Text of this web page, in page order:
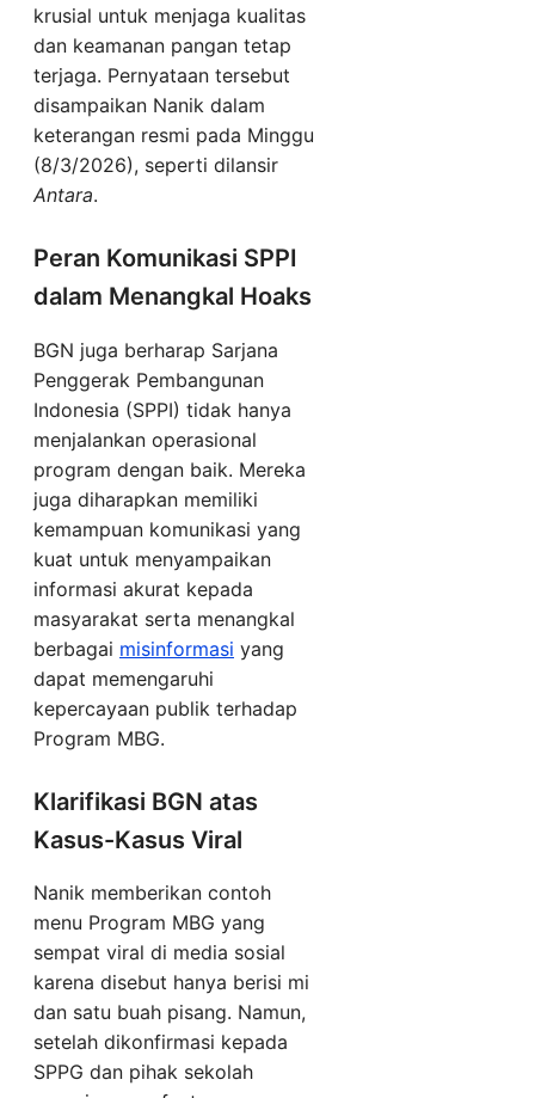
krusial untuk menjaga kualitas
dan keamanan pangan tetap
terjaga. Pernyataan tersebut
disampaikan Nanik dalam
keterangan resmi pada Minggu
(8/3/2026), seperti dilansir
Antara.
Peran Komunikasi SPPI
dalam Menangkal Hoaks
BGN juga berharap Sarjana
Penggerak Pembangunan
Indonesia (SPPI) tidak hanya
menjalankan operasional
program dengan baik. Mereka
juga diharapkan memiliki
kemampuan komunikasi yang
kuat untuk menyampaikan
informasi akurat kepada
masyarakat serta menangkal
berbagai misinformasi yang
dapat memengaruhi
kepercayaan publik terhadap
Program MBG.
Klarifikasi BGN atas
Kasus-Kasus Viral
Nanik memberikan contoh
menu Program MBG yang
sempat viral di media sosial
karena disebut hanya berisi mi
dan satu buah pisang. Namun,
setelah dikonfirmasi kepada
SPPG dan pihak sekolah